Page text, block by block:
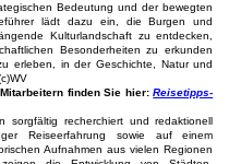
Bedeutung und der bewegten
lädt dazu ein, die Burgen und
Kulturlandschaft zu entdecken,
Besonderheiten zu erkunden
erleben, in der Geschichte, Natur und
finden Sie hier:Reisetipps-
sorgfältig recherchiert und redaktionell
Reiseerfahrung sowie auf einem
Aufnahmen aus vielen Regionen